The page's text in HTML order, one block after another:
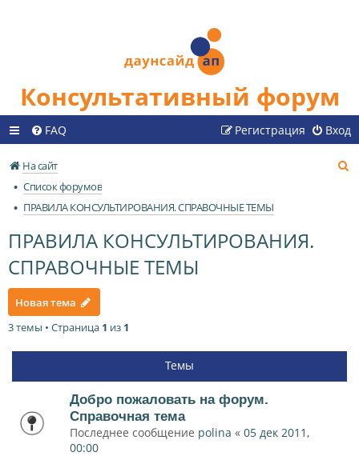
Консультативный форум
FAQ Вход
Регистрация
На сайт
Список форумов
ПРАВИЛА КОНСУЛЬТИРОВАНИЯ. СПРАВОЧНЫЕ ТЕМЫ
ПРАВИЛА КОНСУЛЬТИРОВАНИЯ.
СПРАВОЧНЫЕ ТЕМЫ
Новая тема
3 темы • Страница 1 из 1
Темы
Добро пожаловать на форум.
Справочная тема
Последнее сообщение polina « 05 дек 2011,
00:00